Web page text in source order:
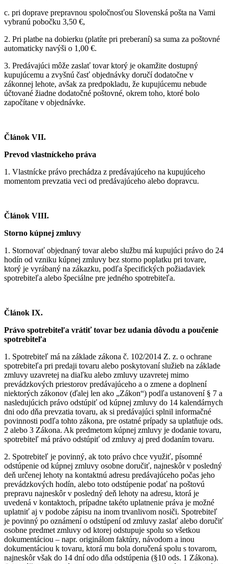
c. pri doprave prepravnou spoločnosťou Slovenská pošta na Vami
vybranú pobočku 3,50 €,
2. Pri platbe na dobierku (platíte pri preberaní) sa suma za poštovné
automaticky navýši o 1,00 €.
3. Predávajúci môže zaslať tovar ktorý je okamžite dostupný
kupujúcemu a zvyšnú časť objednávky doručí dodatočne v
zákonnej lehote, avšak za predpokladu, že kupujúcemu nebude
účtované žiadne dodatočné poštovné, okrem toho, ktoré bolo
započítane v objednávke.
Článok VII.
Prevod vlastníckeho práva
1. Vlastnícke právo prechádza z predávajúceho na kupujúceho
momentom prevzatia veci od predávajúceho alebo dopravcu.
Článok VIII.
Storno kúpnej zmluvy
1. Stornovať objednaný tovar alebo službu má kupujúci právo do 24
hodín od vzniku kúpnej zmluvy bez storno poplatku pri tovare,
ktorý je vyrábaný na zákazku, podľa špecifických požiadaviek
spotrebiteľa alebo špeciálne pre jedného spotrebiteľa.
Článok IX.
Právo spotrebiteľa vrátiť tovar bez udania dôvodu a poučenie
spotrebiteľa
1. Spotrebiteľ má na základe zákona č. 102/2014 Z. z. o ochrane
spotrebiteľa pri predaji tovaru alebo poskytovaní služieb na základe
zmluvy uzavretej na diaľku alebo zmluvy uzavretej mimo
prevádzkových priestorov predávajúceho a o zmene a doplnení
niektorých zákonov (ďalej len ako „Zákon“) podľa ustanovení § 7 a
nasledujúcich právo odstúpiť od kúpnej zmluvy do 14 kalendárnych
dni odo dňa prevzatia tovaru, ak si predávajúci splnil informačné
povinnosti podľa tohto zákona, pre ostatné prípady sa uplatňuje ods.
2 alebo 3 Zákona. Ak predmetom kúpnej zmluvy je dodanie tovaru,
spotrebiteľ má právo odstúpiť od zmluvy aj pred dodaním tovaru.
2. Spotrebiteľ je povinný, ak toto právo chce využiť, písomné
odstúpenie od kúpnej zmluvy osobne doručiť, najneskôr v posledný
deň určenej lehoty na kontaktnú adresu predávajúceho počas jeho
prevádzkových hodín, alebo toto odstúpenie podať na poštovú
prepravu najneskôr v posledný deň lehoty na adresu, ktorá je
uvedená v kontaktoch, prípadne takéto uplatnenie práva je možné
uplatniť aj v podobe zápisu na inom trvanlivom nosiči. Spotrebiteľ
je povinný po oznámení o odstúpení od zmluvy zaslať alebo doručiť
osobne predmet zmluvy od ktorej odstupuje spolu so všetkou
dokumentáciou – napr. originálom faktúry, návodom a inou
dokumentáciou k tovaru, ktorá mu bola doručená spolu s tovarom,
najneskôr však do 14 dní odo dňa odstúpenia (§10 ods. 1 Zákona).